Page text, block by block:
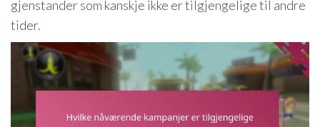
gjenstander som kanskje ikke er tilgjengelige til andre
tider.